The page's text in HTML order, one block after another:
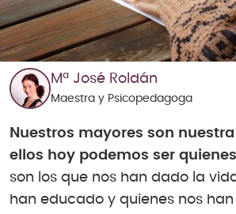
Mª José Roldán
Maestra y Psicopedagoga
Nuestros mayores son
ellos hoy podemos ser
son los que nos han dado la
han educado y quienes nos